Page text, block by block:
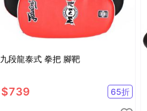
九段龍泰式 拳把 腳靶
$739 65折